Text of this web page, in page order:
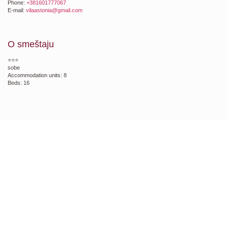
Phone: +381601777067
E-mail: vilaastonia@gmail.com
O smeštaju
⭐⭐⭐
sobe
Accommodation units: 8
Beds: 16